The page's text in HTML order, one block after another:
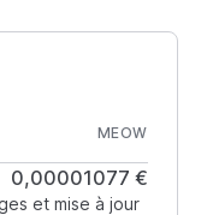
MEOW
0,00001077 €
et mise à jour